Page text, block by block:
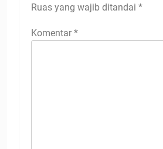
Ruas yang wajib ditandai *
Komentar *